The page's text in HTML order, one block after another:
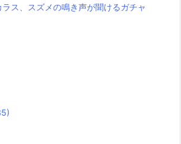
ラス、スズメの鳴き声が聞けるガチャ